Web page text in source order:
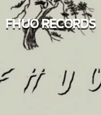
FHUO RECORDS